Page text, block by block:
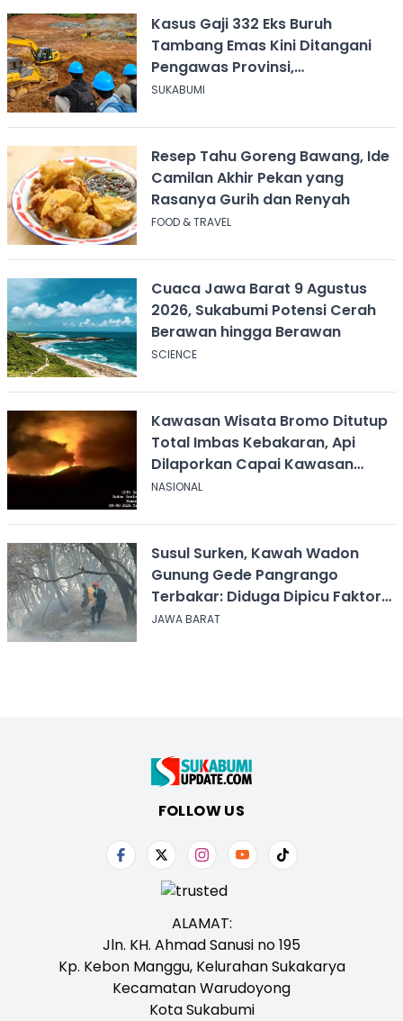
Kasus Gaji 332 Eks Buruh
Tambang Emas Kini Ditangani
Pengawas Provinsi,
Disnakertrans Sukabumi Terus
SUKABUMI
Resep Tahu Goreng Bawang, Ide
Camilan Akhir Pekan yang
Rasanya Gurih dan Renyah
FOOD & TRAVEL
Cuaca Jawa Barat 9 Agustus
2026, Sukabumi Potensi Cerah
Berawan hingga Berawan
SCIENCE
Kawasan Wisata Bromo Ditutup
Total Imbas Kebakaran, Api
Dilaporkan Capai Kawasan
Sabana
NASIONAL
Susul Surken, Kawah Wadon
Gunung Gede Pangrango
Terbakar: Diduga Dipicu Faktor
Alam
JAWA BARAT
FOLLOW US
ALAMAT:
Jln. KH. Ahmad Sanusi no 195
Kp. Kebon Manggu, Kelurahan Sukakarya
Kecamatan Warudoyong
Kota Sukabumi